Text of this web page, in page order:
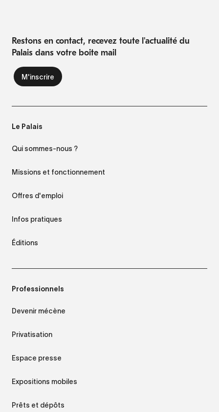
Restons en contact, recevez toute l'actualité du
Palais dans votre boite mail
Le Palais
Qui sommes-nous ?
Missions et fonctionnement
Offres d'emploi
Infos pratiques
Éditions
Professionnels
Devenir mécène
Privatisation
Espace presse
Expositions mobiles
Prêts et dépôts